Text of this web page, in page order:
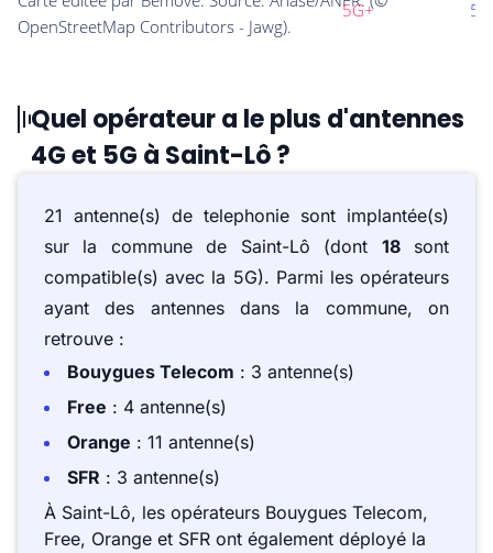
Quel opérateur a le plus d'antennes
4G et 5G à Saint-Lô ?
21 antenne(s) de telephonie sont implantée(s)
sur la commune de Saint-Lô (dont 18sont
compatible(s) avec la 5G). Parmi les opérateurs
ayant des antennes dans la commune, on
retrouve :
Bouygues Telecom : 3 antenne(s)
Free : 4 antenne(s)
Orange : 11 antenne(s)
SFR : 3 antenne(s)
À Saint-Lô, les opérateurs Bouygues Telecom,
Free, Orange et SFR ont également déployé la